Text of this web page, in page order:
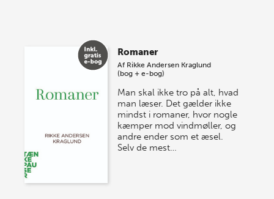
store sommer-lagersalg, så sæt kryds i kalenderen
onsdag den 10. j…
Romaner
Af Rikke Andersen Kraglund
(bog + e-bog)
Man skal ikke tro på alt, hvad
man læser. Det gælder ikke
mindst i romaner, hvor nogle
kæmper mod vindmøller, og
andre ender som et æsel.
Selv de mest…